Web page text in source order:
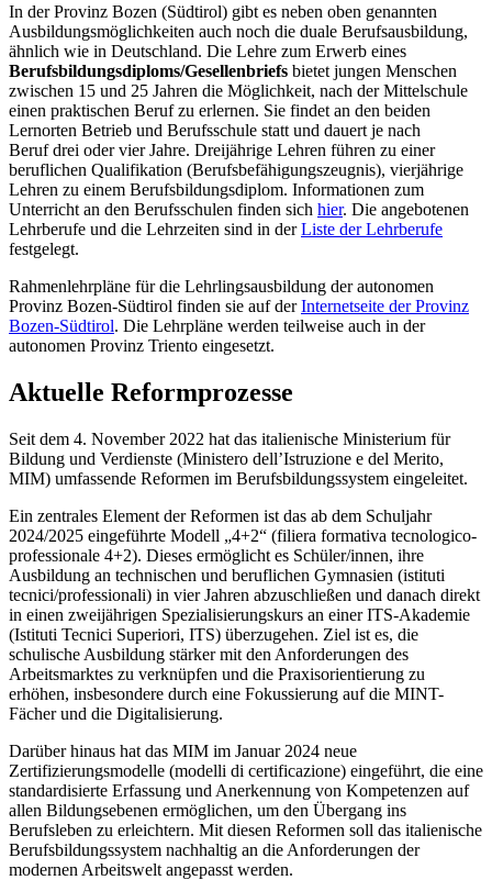
In der Provinz Bozen (Südtirol) gibt es neben oben genannten
Ausbildungsmöglichkeiten auch noch die duale Berufsausbildung,
ähnlich wie in Deutschland. Die Lehre zum Erwerb eines
Berufsbildungsdiploms/Gesellenbriefs bietet jungen Menschen
zwischen 15 und 25 Jahren die Möglichkeit, nach der Mittelschule
einen praktischen Beruf zu erlernen. Sie findet an den beiden
Lernorten Betrieb und Berufsschule statt und dauert je nach
Beruf drei oder vier Jahre. Dreijährige Lehren führen zu einer
beruflichen Qualifikation (Berufsbefähigungszeugnis), vierjährige
Lehren zu einem Berufsbildungsdiplom. Informationen zum
Unterricht an den Berufsschulen finden sich hier. Die angebotenen
Lehrberufe und die Lehrzeiten sind in derListe der Lehrberufe
festgelegt.
Rahmenlehrpläne für die Lehrlingsausbildung der autonomen
Provinz Bozen-Südtirol finden sie auf derInternetseite der Provinz
Bozen-Südtirol. Die Lehrpläne werden teilweise auch in der
autonomen Provinz Triento eingesetzt.
Aktuelle Reformprozesse
Seit dem 4. November 2022 hat das italienische Ministerium für
Bildung und Verdienste (Ministero dell’Istruzione e del Merito,
MIM) umfassende Reformen im Berufsbildungssystem eingeleitet.
Ein zentrales Element der Reformen ist das ab dem Schuljahr
2024/2025 eingeführte Modell „4+2“ (filiera formativa tecnologico-
professionale 4+2). Dieses ermöglicht es Schüler/innen, ihre
Ausbildung an technischen und beruflichen Gymnasien (istituti
tecnici/professionali) in vier Jahren abzuschließen und danach direkt
in einen zweijährigen Spezialisierungskurs an einer ITS-Akademie
(Istituti Tecnici Superiori, ITS) überzugehen. Ziel ist es, die
schulische Ausbildung stärker mit den Anforderungen des
Arbeitsmarktes zu verknüpfen und die Praxisorientierung zu
erhöhen, insbesondere durch eine Fokussierung auf die MINT-
Fächer und die Digitalisierung.
Darüber hinaus hat das MIM im Januar 2024 neue
Zertifizierungsmodelle (modelli di certificazione) eingeführt, die eine
standardisierte Erfassung und Anerkennung von Kompetenzen auf
allen Bildungsebenen ermöglichen, um den Übergang ins
Berufsleben zu erleichtern. Mit diesen Reformen soll das italienische
Berufsbildungssystem nachhaltig an die Anforderungen der
modernen Arbeitswelt angepasst werden.